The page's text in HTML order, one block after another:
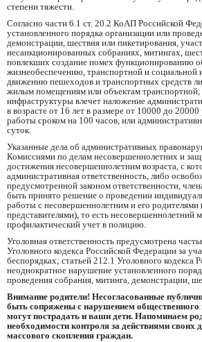
степени тяжести.
Согласно части 6.1 ст. 20.2 КоАП Российской
установленного порядка организации или
демонстрации, шествия или пикетирования,
несанкционированных собраниях, митингах,
повлекших создание помех функционированию
жизнеобеспечению, транспортной и социальной
движению пешеходов и транспортных средств
жилым помещениям или объектам транспортной,
инфраструктуры влечет наложение
в возрасте от 16 лет в размере от 10000 до
работы сроком на 100 часов, или
суток.
Указанные дела об административных
Комиссиями по делам несовершеннолетних и
достижения несовершеннолетним возраста, с
административная ответственность, либо
предусмотренной законом ответственности,
быть принято решение о проведении
работы с несовершеннолетним и его родителями
представителями), то есть несовершеннолетний
профилактический учет в полицию.
Уголовная ответственность предусмотрена
Уголовного кодекса Российской Федерации за
беспорядках; статьей 212.1 Уголовного кодекса
неоднократное нарушение установленного
проведения собрания, митинга, демонстрации,
Внимание родители! Несогласованные
быть сопряжены с нарушением общественного
могут пострадать и ваши дети. Напоминаем
необходимости контроля за действиями своих
массового скопления граждан.